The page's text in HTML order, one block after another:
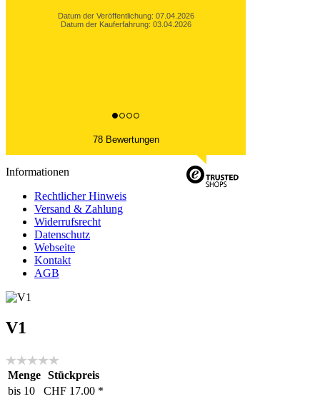
Datum der Veröffentlichung: 07.04.2026
Datum der Kauferfahrung: 03.04.2026
78 Bewertungen
Informationen
Rechtlicher Hinweis
Versand & Zahlung
Widerrufsrecht
Datenschutz
Webseite
Kontakt
AGB
V1
Menge Stückpreis
bis 10
CHF 17.00 *